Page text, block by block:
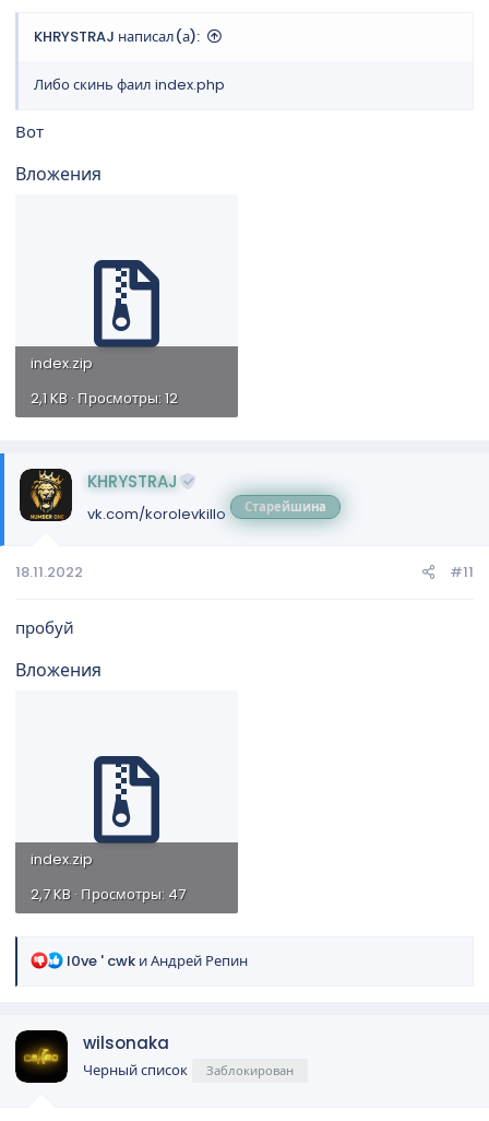
KHRYSTRAJ написал(а):
Либо скинь фаил index.php
Вот
Вложения
index.zip
2,1 KB · Просмотры: 12
KHRYSTRAJ
vk.com/korolevkillo Старейшина
18.11.2022 #11
пробуй
Вложения
index.zip
2,7 KB · Просмотры: 47
Р
ц
и
l0ve ' cwk иАндрей Репин
wilsonaka
Черный список Заблокирован